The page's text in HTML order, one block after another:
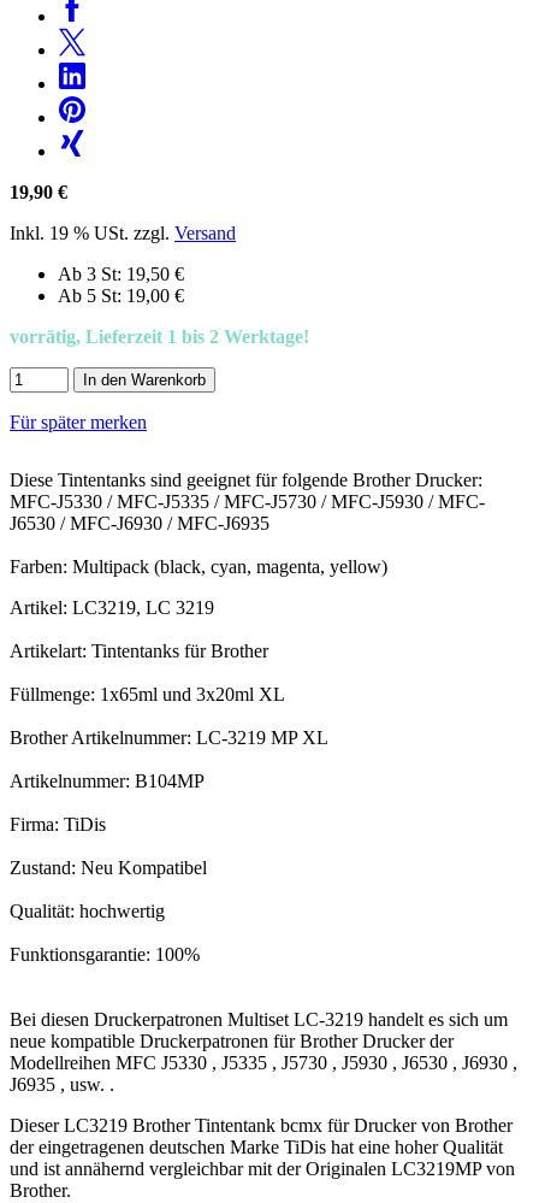
19,90 €
Inkl. 19 % USt. zzgl. Versand
Ab 3 St: 19,50 €
Ab 5 St: 19,00 €
vorrätig, Lieferzeit 1 bis 2 Werktage!
In den Warenkorb
Für später merken
Diese Tintentanks sind geeignet für folgende Brother Drucker:
MFC-J5330 / MFC-J5335 / MFC-J5730 / MFC-J5930 / MFC-
J6530 / MFC-J6930 / MFC-J6935
Farben: Multipack (black, cyan, magenta, yellow)
Artikel: LC3219, LC 3219
Artikelart: Tintentanks für Brother
Füllmenge: 1x65ml und 3x20ml XL
Brother Artikelnummer: LC-3219 MP XL
Artikelnummer: B104MP
Firma: TiDis
Zustand: Neu Kompatibel
Qualität: hochwertig
Funktionsgarantie: 100%
Bei diesen Druckerpatronen Multiset LC-3219 handelt es sich um
neue kompatible Druckerpatronen für Brother Drucker der
Modellreihen MFC J5330 , J5335 , J5730 , J5930 , J6530 , J6930 ,
J6935 , usw. .
Dieser LC3219 Brother Tintentank bcmx für Drucker von Brother
der eingetragenen deutschen Marke TiDis hat eine hoher Qualität
und ist annähernd vergleichbar mit der Originalen LC3219MP von
Brother.